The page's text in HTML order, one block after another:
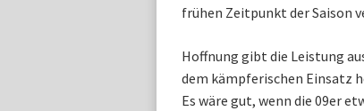
frühen Zeitpunkt der Saison
Hoffnung gibt die Leistung
dem kämpferischen Einsatz
Es wäre gut, wenn die 09er